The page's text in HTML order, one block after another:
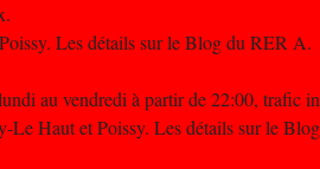
Les détails sur le Blog du RER A.
au vendredi à partir de 22:00, trafic
Le Haut et Poissy. Les détails sur le